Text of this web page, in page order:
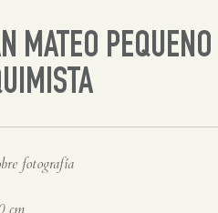
MATEO PEQUENO
fotografía